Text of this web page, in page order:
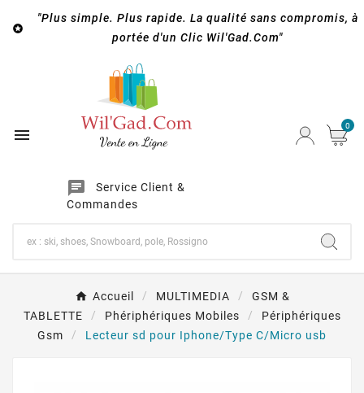

"Plus simple. Plus rapide. La qualité sans compromis, à
portée d'un Clic Wil'Gad.Com"

chat
Service Client &
Commandes
0
Accueil MULTIMEDIA
GSM &
TABLETTE
Phériphériques Mobiles
Périphériques
Gsm
Lecteur sd pour Iphone/Type C/Micro usb